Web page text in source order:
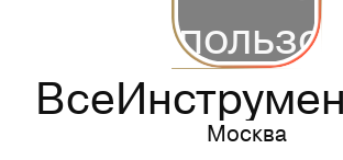
Москва